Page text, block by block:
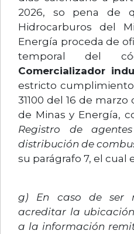
2026, so pena de
Hidrocarburos del
Energía proceda de
temporal del
Comercializador
estricto
31100 del 16 de
de Minas y Energía,
Registro de
distribución de
su parágrafo 7, el cual
g) En caso de ser
acreditar la
a la información